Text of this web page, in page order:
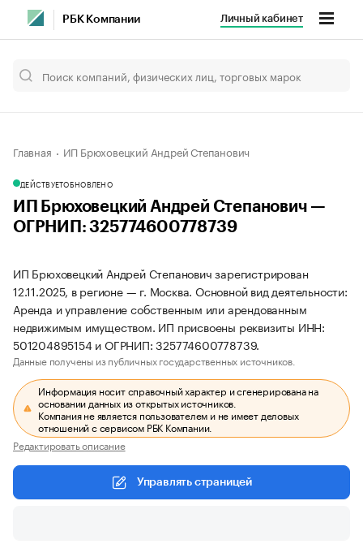
РБК Компании Личный кабинет
Главная ИП Брюховецкий Андрей Степанович
ДЕЙСТВУЕТОБНОВЛЕНО
ИП Брюховецкий Андрей Степанович —
ОГРНИП: 325774600778739
ИП Брюховецкий Андрей Степанович зарегистрирован
12.11.2025, в регионе — г. Москва. Основной вид деятельности:
Аренда и управление собственным или арендованным
недвижимым имуществом. ИП присвоены реквизиты ИНН:
501204895154 и ОГРНИП: 325774600778739.
Данные получены из публичных государственных источников.
Информация носит справочный характер и сгенерирована на
основании данных из открытых источников.
Компания не является пользователем и не имеет деловых
отношений с сервисом РБК Компании.
Редактировать описание
Управлять страницей